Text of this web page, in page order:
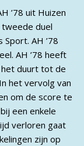
’78 uit Huizen
duel
AH ’78
AH ’78 heeft
duurt tot de
het vervolg van
om de score te
een enkele
verloren gaat
zijn op